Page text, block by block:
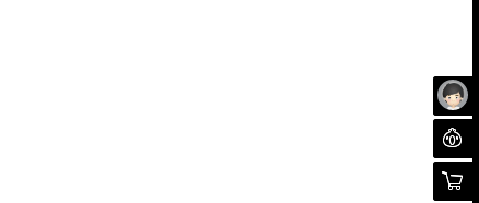
未
聊
购物